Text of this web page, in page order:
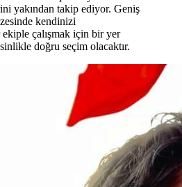
yakından takip ediyor. Geniş
kendinizi
çalışmak için bir yer
doğru seçim olacaktır.